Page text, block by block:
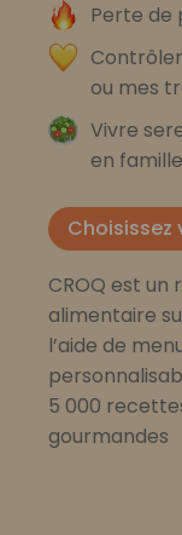
Perte de
ou mes
Vivre
en
Choisissez
CROQ est un
alimentaire
l’aide de
5 000
gourmandes